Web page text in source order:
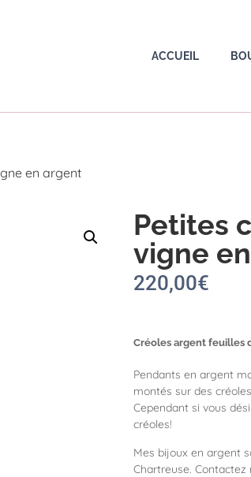
ACCUEIL
en argent
Petites
vigne
220,00€
Créoles argent feuilles
Pendants en argent
montés sur des
Cependant si vous
créoles!
Mes bijoux en argent
Chartreuse.